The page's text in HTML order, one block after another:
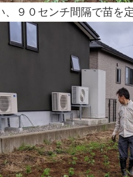
、９０センチ間隔で苗を